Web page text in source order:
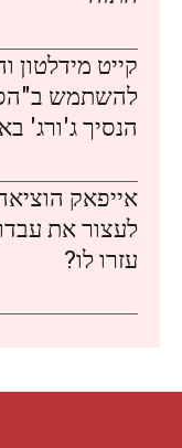
קייט מידלטון
להשתמש
הנסיך ג'ורג'
לעצור את
עזרו לו?